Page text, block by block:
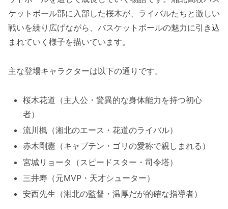
ケットボール部に入部した桜木が、ライバルたちと激しい
戦いを繰り広げながら、バスケットボールの魅力に引き込
まれていく様子を描いています。
主な登場キャラクターは以下の通りです。
桜木花道（主人公・驚異的な身体能力を持つ初心
者）
流川楓（湘北のエース・花道のライバル）
赤木剛憲（キャプテン・ゴリの愛称で親しまれる）
宮城リョータ（スピードスター・司令塔）
三井寿（元MVP・天才シューター）
安西先生（湘北の監督・温厚だが的確な指導者）